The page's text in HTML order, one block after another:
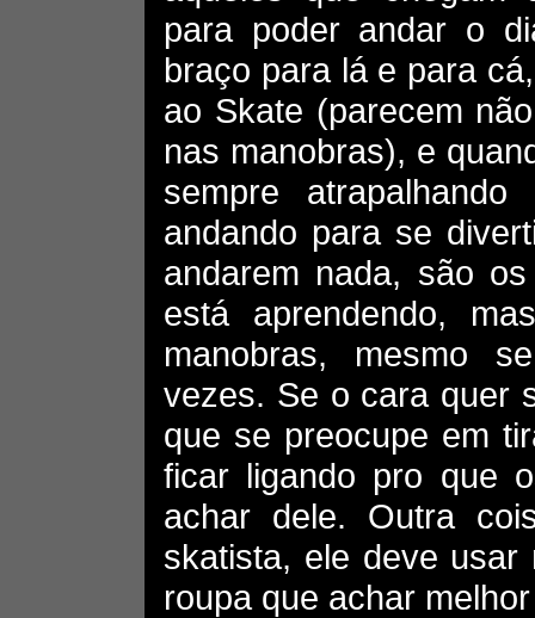
para poder andar o
braço para lá e para
ao Skate (parecem
nas manobras), e
sempre
andando para se
andarem nada, são
está aprendendo,
manobras, mesmo
vezes. Se o cara quer
que se preocupe em
ficar ligando pro que
achar dele. Outra
skatista, ele deve
roupa que achar